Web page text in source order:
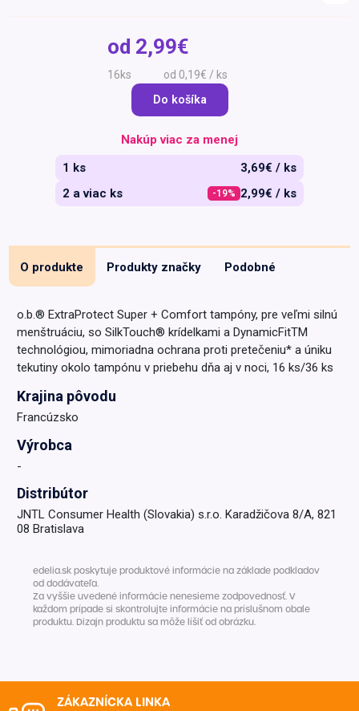
Darčekové
poukazy
Recepty
od 2,99€
16ks od 0,19€ / ks
Do košíka
Nakúp viac za menej
1 ks
3,69€ / ks
2 a viac ks
-19% 2,99€ / ks
O produkte Produkty značky Podobné
o.b.® ExtraProtect Super + Comfort tampóny, pre veľmi silnú
menštruáciu, so SilkTouch® krídelkami a DynamicFitTM
technológiou, mimoriadna ochrana proti pretečeniu* a úniku
tekutiny okolo tampónu v priebehu dňa aj v noci, 16 ks/36 ks
Krajina pôvodu
Francúzsko
Výrobca
-
Distribútor
JNTL Consumer Health (Slovakia) s.r.o. Karadžičova 8/A, 821
08 Bratislava
edelia.sk poskytuje produktové informácie na základe podkladov
od dodávateľa.
Za vyššie uvedené informácie nenesieme zodpovednosť. V
každom prípade si skontrolujte informácie na príslušnom obale
produktu. Dizajn produktu sa môže líšiť od obrázku.
ZÁKAZNÍCKA LINKA